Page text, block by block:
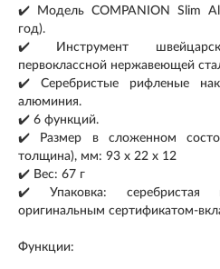
✔️ Модель COMPANION Slim
год).
✔️ Инструмент
первоклассной нержавеющей
✔️ Серебристые рифленые
алюминия.
✔️ 6 функций.
✔️ Размер в сложенном
толщина), мм: 93 х 22 х 12
✔️ Вес: 67 г
✔️ Упаковка: серебристая
оригинальным сертификатом-
Функции: